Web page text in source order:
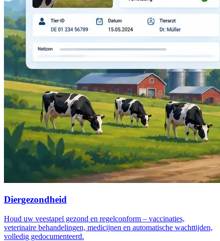
Diergezondheid
Houd uw veestapel gezond en regelconform – vaccinaties,
veterinaire behandelingen, medicijnen en automatische wachttijden,
volledig gedocumenteerd.